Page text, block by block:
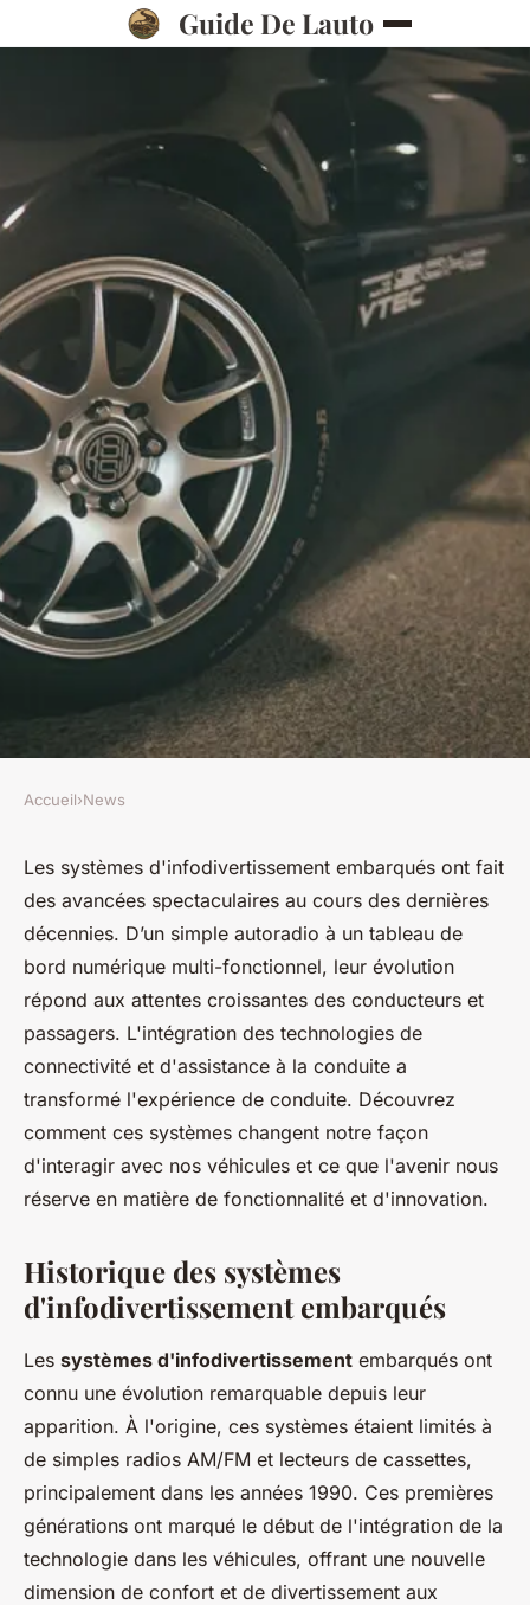
Guide De Lauto
L'Évolution des Systèmes
d'Infodivertissement
Embarqués
Lana•15 octobre 2024 •9 min de lecture
Accueil›News
Les systèmes d'infodivertissement embarqués ont fait
des avancées spectaculaires au cours des dernières
décennies. D’un simple autoradio à un tableau de
bord numérique multi-fonctionnel, leur évolution
répond aux attentes croissantes des conducteurs et
passagers. L'intégration des technologies de
connectivité et d'assistance à la conduite a
transformé l'expérience de conduite. Découvrez
comment ces systèmes changent notre façon
d'interagir avec nos véhicules et ce que l'avenir nous
réserve en matière de fonctionnalité et d'innovation.
Historique des systèmes
d'infodivertissement embarqués
Les systèmes d'infodivertissement embarqués ont
connu une évolution remarquable depuis leur
apparition. À l'origine, ces systèmes étaient limités à
de simples radios AM/FM et lecteurs de cassettes,
principalement dans les années 1990. Ces premières
générations ont marqué le début de l'intégration de la
technologie dans les véhicules, offrant une nouvelle
dimension de confort et de divertissement aux